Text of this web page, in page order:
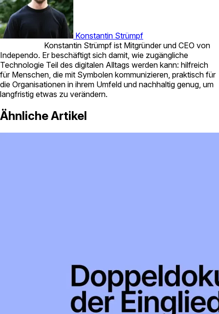
Konstantin Strümpf
Konstantin Strümpf ist Mitgründer und CEO von
Independo. Er beschäftigt sich damit, wie zugängliche
Technologie Teil des digitalen Alltags werden kann: hilfreich
für Menschen, die mit Symbolen kommunizieren, praktisch für
die Organisationen in ihrem Umfeld und nachhaltig genug, um
langfristig etwas zu verändern.
Ähnliche Artikel